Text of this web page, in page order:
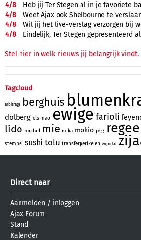
4/8
Heb jij Ter Stegen al in je favoriete
4/8
Weet Ajax ook Shelbourne te
4/8
Wil jij het live-verslag verzorgen bij
4/8 Eindelijk, Ter Stegen gepresenteerd
Stel hier in welk nieuws jij belangrijk vindt.
Tagcloud
arbitrage berghuis
dolberg elsimao ewige farioli
lido michel mie mika mokio psg
stempel sushi tolu transferperikelen wijndal
Direct naar
Aanmelden / inloggen
Ajax Forum
Stand
Kalender